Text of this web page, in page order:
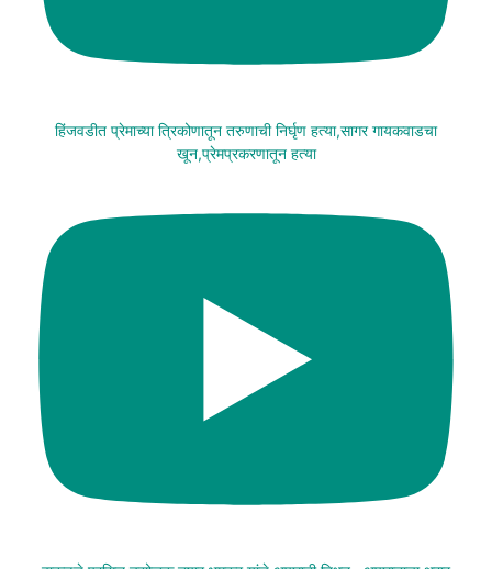
हिंजवडीत प्रेमाच्या त्रिकोणातून तरुणाची निर्घृण हत्या,सागर गायकवाडचा
खून,प्रेमप्रकरणातून हत्या